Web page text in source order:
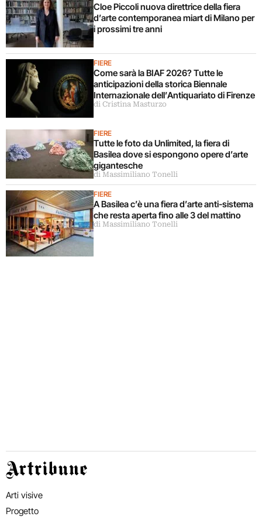
Cloe Piccoli nuova direttrice della fiera
d’arte contemporanea miart di Milano per
i prossimi tre anni
FIERE
Come sarà la BIAF 2026? Tutte le
anticipazioni della storica Biennale
Internazionale dell’Antiquariato di Firenze
di Cristina Masturzo
FIERE
Tutte le foto da Unlimited, la fiera di
Basilea dove si espongono opere d’arte
gigantesche
di Massimiliano Tonelli
FIERE
A Basilea c’è una fiera d’arte anti-sistema
che resta aperta fino alle 3 del mattino
di Massimiliano Tonelli
Artribune
Arti visive
Progetto